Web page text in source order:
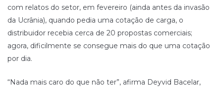
com relatos do setor, em fevereiro (ainda antes da invasão
da Ucrânia), quando pedia uma cotação de carga, o
distribuidor recebia cerca de 20 propostas comerciais;
agora, dificilmente se consegue mais do que uma cotação
por dia.
“Nada mais caro do que não ter”, afirma Deyvid Bacelar,